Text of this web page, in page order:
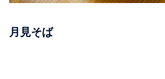
月見そば